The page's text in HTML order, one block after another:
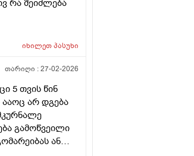
რა შეიძლება
იხილეთპასუხი
თარიღი :27-02-2026
5 თვის წინ
არ დგება
გამოწვეილი
ან